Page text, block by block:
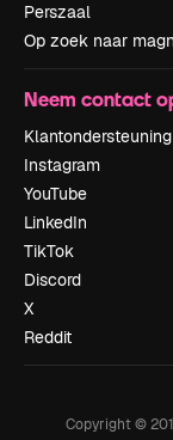
Perszaal
Op zoek naar
Neem contact
Klantondersteuning
Instagram
YouTube
LinkedIn
TikTok
Discord
X
Reddit
Copyright ©